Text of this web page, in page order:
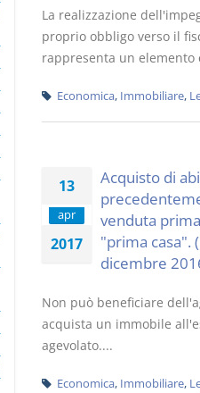
La realizzazione
proprio obbligo verso il
rappresenta un elemento
Economica, Immobiliare,
13
apr
2017
Acquisto di
venduta
"prima casa".
dicembre
Non può beneficiare
acquista un immobile
agevolato....
Economica, Immobiliare,